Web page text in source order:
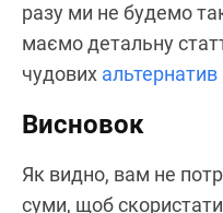
разу ми не будемо
маємо детальну
чудових
Висновок
Як видно, вам не
суми, щоб